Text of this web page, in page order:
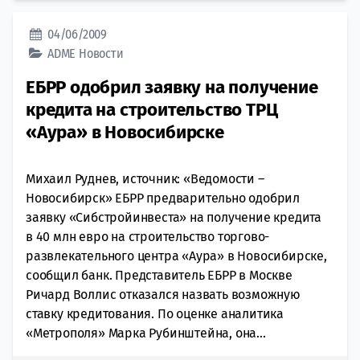
04/06/2009
ADME Новости
ЕБРР одобрил заявку на получение
кредита на строительство ТРЦ
«Аура» в Новосибирске
Михаил Руднев, источник: «Ведомости –
Новосибирск» ЕБРР предварительно одобрил
заявку «Сибстройинвеста» на получение кредита
в 40 млн евро на строительство торгово-
развлекательного центра «Аура» в Новосибирске,
сообщил банк. Представитель ЕБРР в Москве
Ричард Воллис отказался назвать возможную
ставку кредитования. По оценке аналитика
«Метрополя» Марка Рубинштейна, она...